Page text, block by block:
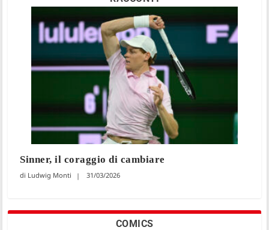
Sinner, il coraggio di cambiare
Ludwig Monti 31/03/2026
COMICS